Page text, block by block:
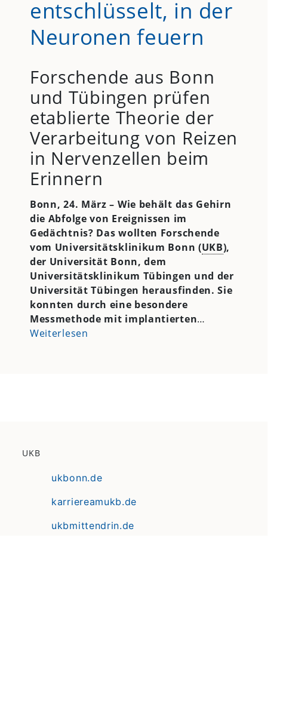
entschlüsselt, in der
Neuronen feuern
Forschende aus Bonn
und Tübingen prüfen
etablierte Theorie der
Verarbeitung von Reizen
in Nervenzellen beim
Erinnern
Bonn, 24. März – Wie behält das Gehirn
die Abfolge von Ereignissen im
Gedächtnis? Das wollten Forschende
vom Universitätsklinikum Bonn (UKB),
der Universität Bonn, dem
Universitätsklinikum Tübingen und der
Universität Tübingen herausfinden. Sie
konnten durch eine besondere
Messmethode mit implantierten…
Weiterlesen
UKB
ukbonn.de
karriereamukb.de
ukbmittendrin.de